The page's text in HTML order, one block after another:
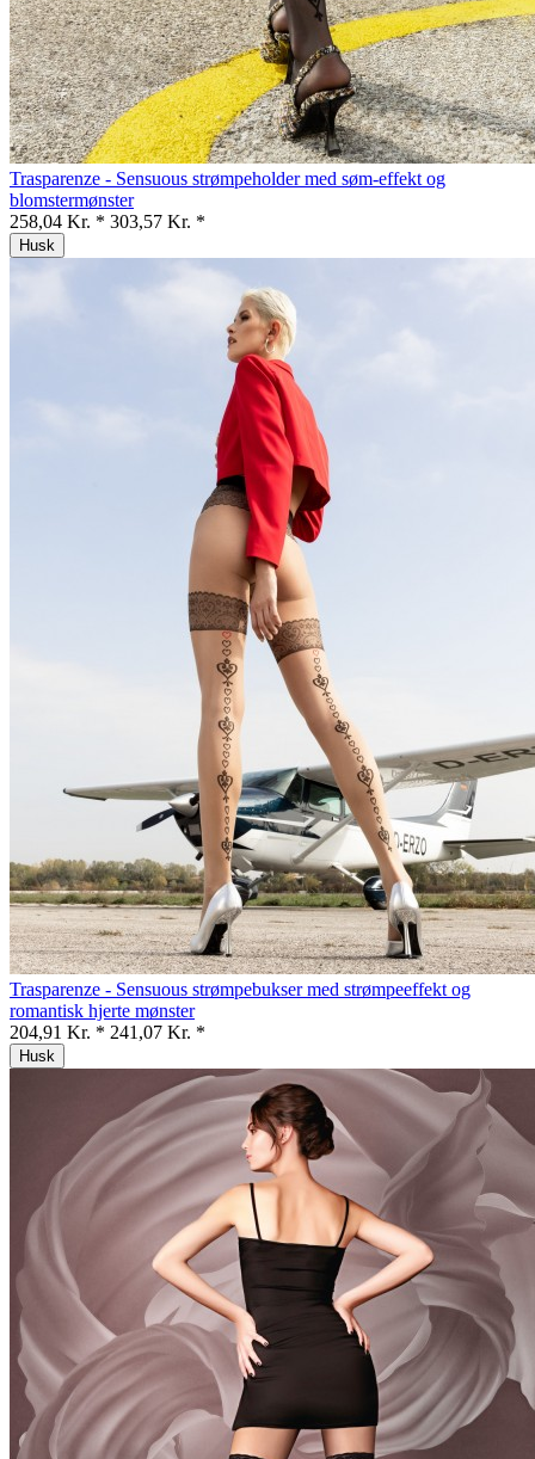
Trasparenze - Sensuous strømpeholder med søm-effekt og
blomstermønster
258,04 Kr. * 303,57 Kr. *
Husk
Trasparenze - Sensuous strømpebukser med strømpeeffekt og
romantisk hjerte mønster
204,91 Kr. * 241,07 Kr. *
Husk